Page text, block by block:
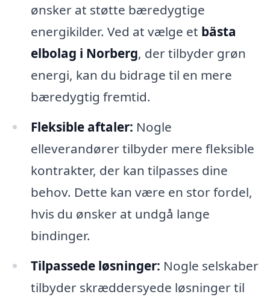
ønsker at støtte bæredygtige
energikilder. Ved at vælge et bästa
elbolag i Norberg, der tilbyder grøn
energi, kan du bidrage til en mere
bæredygtig fremtid.
Fleksible aftaler: Nogle
elleverandører tilbyder mere fleksible
kontrakter, der kan tilpasses dine
behov. Dette kan være en stor fordel,
hvis du ønsker at undgå lange
bindinger.
Tilpassede løsninger: Nogle selskaber
tilbyder skræddersyede løsninger til